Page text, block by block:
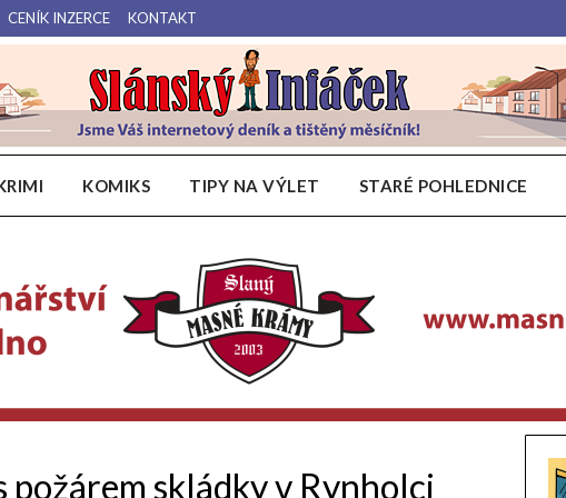
CENÍK INZERCE KONTAKT
Slánský Infáček
Váš internetový deník a tištěný měsíčník pro Slánsko, Kladensko a Lounsko.
KOMIKS TIPY NA VÝLET STARÉ POHLEDNICE
skládky v Rynholci